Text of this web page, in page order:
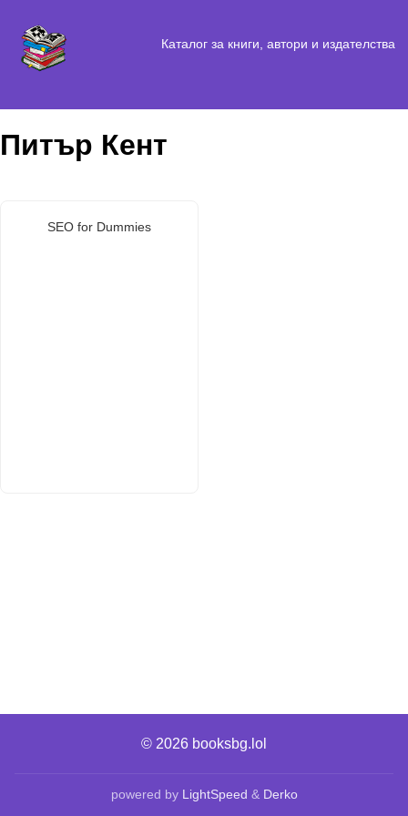
Каталог за книги, автори и издателства
Питър Кент
SEO for Dummies
© 2026 booksbg.lol
powered by LightSpeed & Derko